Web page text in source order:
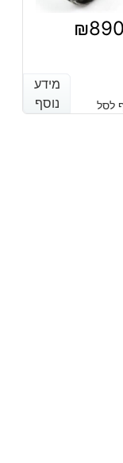
₪890
מידע
נוסף
לסל
מידע
נוסף